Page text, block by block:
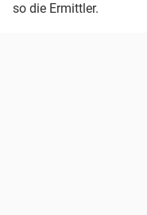
so die Ermittler.